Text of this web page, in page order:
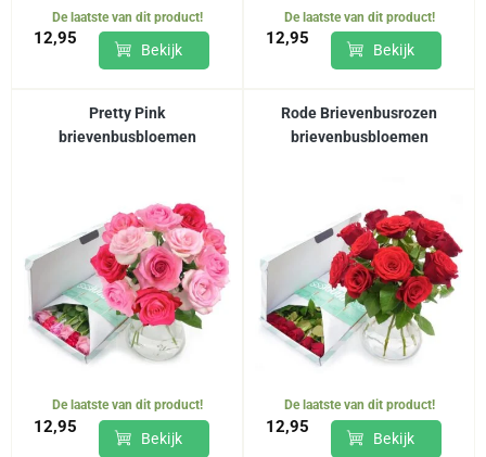
De laatste van dit product!
12,95
Bekijk
De laatste van dit product!
12,95
Bekijk
Pretty Pink
brievenbusbloemen
De laatste van dit product!
12,95
Bekijk
Rode Brievenbusrozen
brievenbusbloemen
De laatste van dit product!
12,95
Bekijk